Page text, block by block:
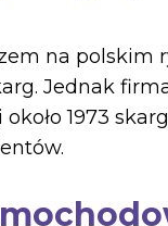
na
Jednak
1973